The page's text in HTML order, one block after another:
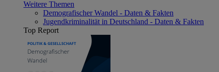
Weitere Themen
Demografischer Wandel - Daten & Fakten
Jugendkriminalität in Deutschland - Daten & Fakten
Top Report